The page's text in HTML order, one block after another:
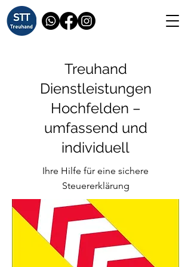
Treuhand
Dienstleistungen
Hochfelden –
umfassend und
individuell
Ihre Hilfe für eine sichere
Steuererklärung